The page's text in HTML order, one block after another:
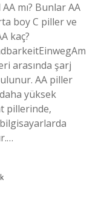
mı? Bunlar AA
boy C piller ve
kaç?
arasında şarj
AA piller
yüksek
pillerinde,